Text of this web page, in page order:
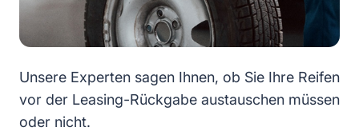
Unsere Experten sagen Ihnen, ob Sie Ihre Reifen
vor der Leasing-Rückgabe austauschen müssen
oder nicht.